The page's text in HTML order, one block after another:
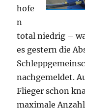
hofe
n
total niedrig –
es gestern die
nachgemeldet.
Flieger schon
maximale